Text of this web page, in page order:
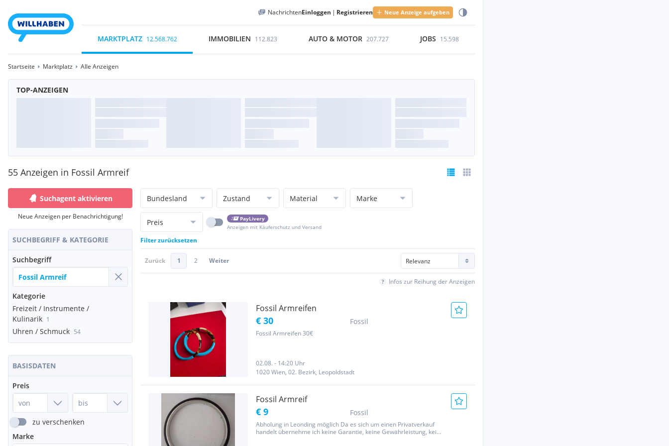
NachrichtenEinloggen | Registrieren Neue Anzeige aufgeben
MARKTPLATZ 12.568.762 IMMOBILIEN 112.823 AUTO & MOTOR 207.727 JOBS 15.598
Startseite Marktplatz Alle Anzeigen
TOP-ANZEIGEN
55 Anzeigen in Fossil Armreif
Suchagent aktivieren
Neue Anzeigen per Benachrichtigung!
SUCHBEGRIFF & KATEGORIE
Suchbegriff
Kategorie
Freizeit / Instrumente /
Kulinarik 1
Uhren / Schmuck 54
BASISDATEN
Preis
zu verschenken
Marke
Bundesland Zustand Material Marke
Preis
PayLivery
Anzeigen mit Käuferschutz und Versand
Filter zurücksetzen
Zurück 1 2 Weiter
Infos zur Reihung der Anzeigen
Fossil Armreifen
€ 30 Fossil
Fossil Armreifen 30€
02.08. - 14:20 Uhr
1020 Wien, 02. Bezirk, Leopoldstadt
Fossil Armreif
€ 9 Fossil
Abholung in Leonding möglich Da es sich um einen Privatverkauf
handelt übernehme ich keine Garantie, keine Gewährleistung, kein